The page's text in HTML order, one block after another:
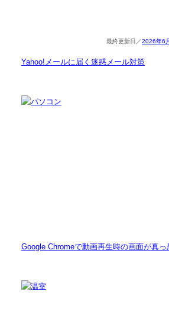
2026年6
Yahoo!メールに届く迷惑メール対策
Google Chromeで動画再生時の画面が真っ